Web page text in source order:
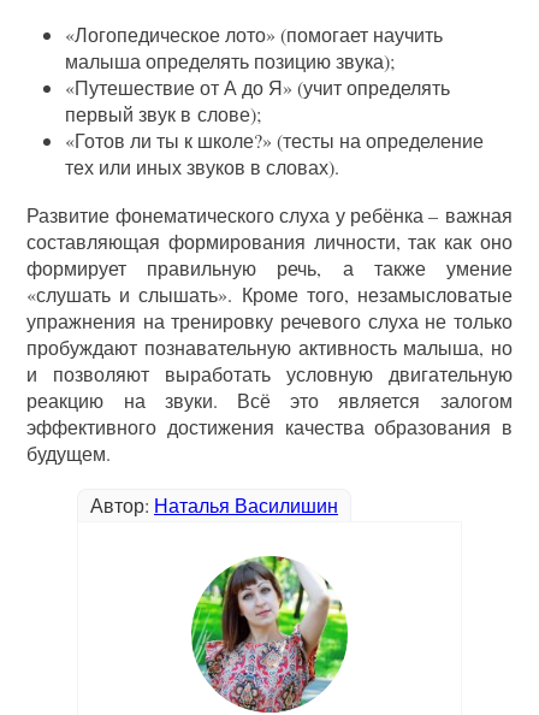
«Логопедическое лото» (помогает научить
малыша определять позицию звука);
«Путешествие от А до Я» (учит определять
первый звук в слове);
«Готов ли ты к школе?» (тесты на определение
тех или иных звуков в словах).
Развитие фонематического слуха у ребёнка – важная
составляющая формирования личности, так как оно
формирует правильную речь, а также умение
«слушать и слышать». Кроме того, незамысловатые
упражнения на тренировку речевого слуха не только
пробуждают познавательную активность малыша, но
и позволяют выработать условную двигательную
реакцию на звуки. Всё это является залогом
эффективного достижения качества образования в
будущем.
Автор: Наталья Василишин